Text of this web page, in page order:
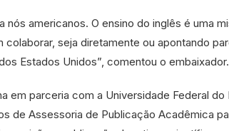
nós americanos. O ensino do inglês é uma
seja diretamente ou apontando
Estados Unidos”, comentou o embaixador.
em parceria com a Universidade Federal do
de Assessoria de Publicação Acadêmica